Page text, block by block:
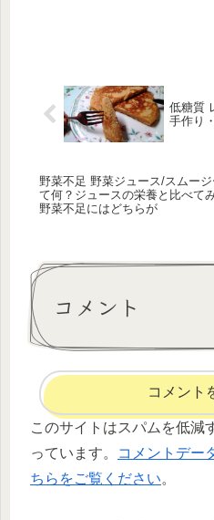
低糖質
手作り
野菜不足 野菜ジュース/スムージ
て何？ジュースの栄養と比べて
野菜不足にはどちらが
コメント
コメント
このサイトはスパムを低減
っています。
コメントデー
ちらをご覧ください。